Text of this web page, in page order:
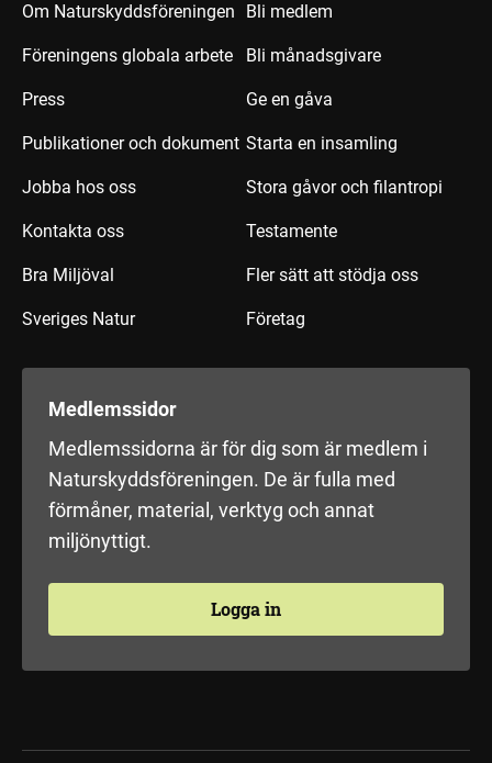
Om Naturskyddsföreningen
Föreningens globala arbete
Press
Publikationer och dokument
Jobba hos oss
Kontakta oss
Bra Miljöval
Sveriges Natur
Bli medlem
Bli månadsgivare
Ge en gåva
Starta en insamling
Stora gåvor och filantropi
Testamente
Fler sätt att stödja oss
Företag
Medlemssidor
Medlemssidorna är för dig som är medlem i
Naturskyddsföreningen. De är fulla med
förmåner, material, verktyg och annat
miljönyttigt.
Logga in